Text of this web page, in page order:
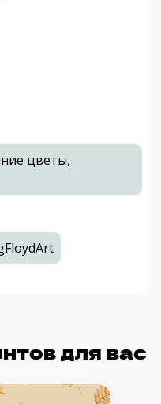
цветы,
для вас